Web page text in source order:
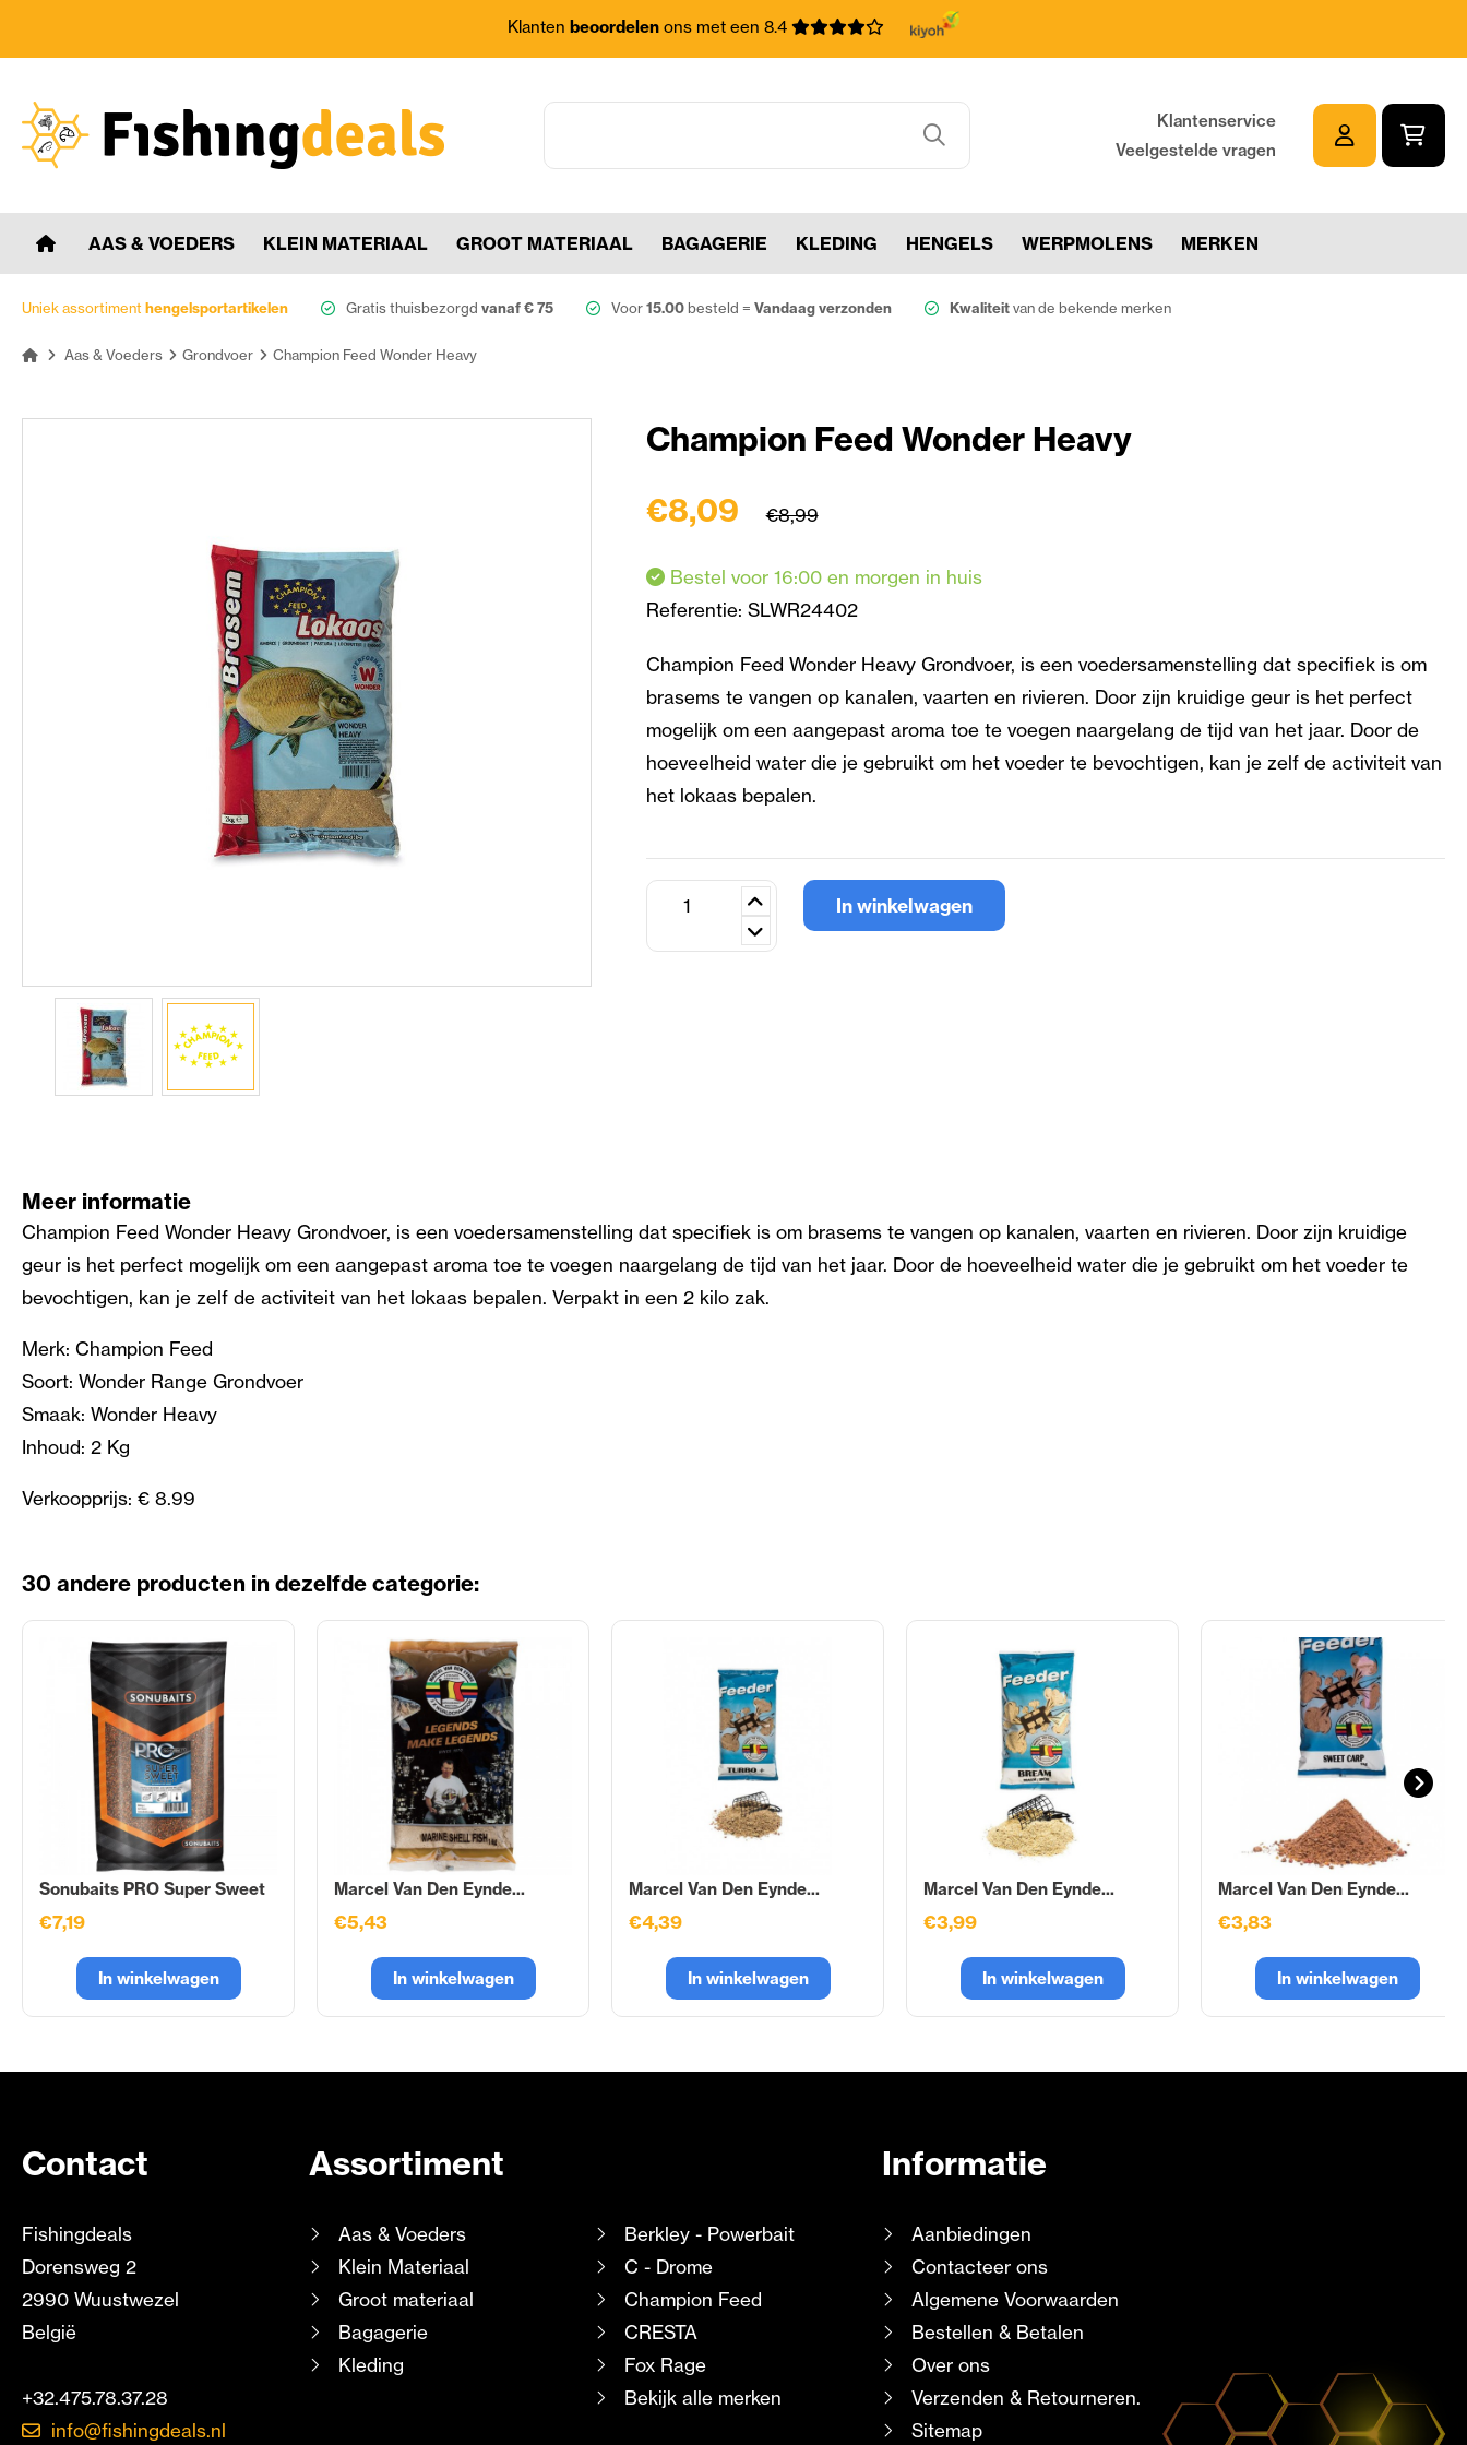
Klanten beoordelen ons met een 8.4
Klantenservice
Veelgestelde vragen
AAS & VOEDERS KLEIN MATERIAAL GROOT MATERIAAL BAGAGERIE KLEDING HENGELS WERPMOLENS MERKEN
Uniek assortimenthengelsportartikelen Gratis thuisbezorgd vanaf € 75 Voor15.00besteld = Vandaag verzonden Kwaliteitvan de bekende merken
Aas & Voeders Grondvoer Champion Feed Wonder Heavy
Champion Feed Wonder Heavy
€8,09 €8,99
Bestel voor 16:00 en morgen in huis
Referentie: SLWR24402
Champion Feed Wonder Heavy Grondvoer, is een voedersamenstelling dat specifiek is om
brasems te vangen op kanalen, vaarten en rivieren. Door zijn kruidige geur is het perfect
mogelijk om een aangepast aroma toe te voegen naargelang de tijd van het jaar. Door de
hoeveelheid water die je gebruikt om het voeder te bevochtigen, kan je zelf de activiteit van
het lokaas bepalen.
In winkelwagen
Meer informatie
Champion Feed Wonder Heavy Grondvoer, is een voedersamenstelling dat specifiek is om brasems te vangen op kanalen, vaarten en rivieren. Door zijn kruidige
geur is het perfect mogelijk om een aangepast aroma toe te voegen naargelang de tijd van het jaar. Door de hoeveelheid water die je gebruikt om het voeder te
bevochtigen, kan je zelf de activiteit van het lokaas bepalen. Verpakt in een 2 kilo zak.
Merk: Champion Feed
Soort: Wonder Range Grondvoer
Smaak: Wonder Heavy
Inhoud: 2 Kg
Verkoopprijs: € 8.99
30 andere producten in dezelfde categorie:
Sonubaits PRO Super Sweet
€7,19
In winkelwagen
Marcel Van Den Eynde...
€5,43
In winkelwagen
Marcel Van Den Eynde...
€4,39
In winkelwagen
Marcel Van Den Eynde...
€3,99
In winkelwagen
Marcel Van Den Eynde...
€3,83
In winkelwagen
Contact
Fishingdeals
Dorensweg 2
2990 Wuustwezel
België
+32.475.78.37.28
info@fishingdeals.nl
Assortiment
Aas & Voeders
Klein Materiaal
Groot materiaal
Bagagerie
Kleding
Berkley - Powerbait
C - Drome
Champion Feed
CRESTA
Fox Rage
Bekijk alle merken
Informatie
Aanbiedingen
Contacteer ons
Algemene Voorwaarden
Bestellen & Betalen
Over ons
Verzenden & Retourneren.
Sitemap